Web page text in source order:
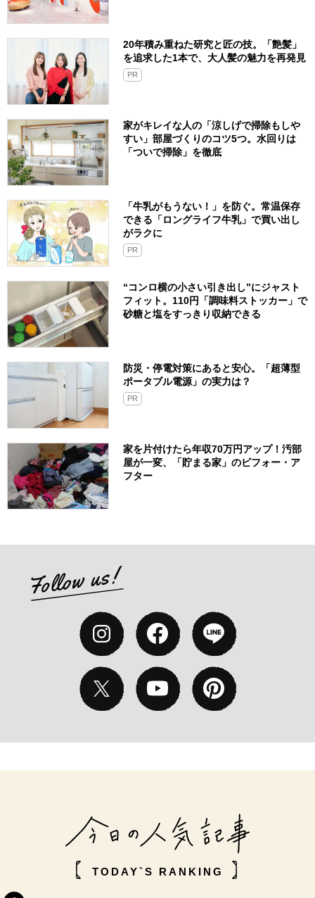
20年積み重ねた研究と匠の技。「艶髪」
を追求した1本で、大人髪の魅力を再発見
PR
家がキレイな人の「涼しげで掃除もしや
すい」部屋づくりのコツ5つ。水回りは
「ついで掃除」を徹底
「牛乳がもうない！」を防ぐ。常温保存
できる「ロングライフ牛乳」で買い出し
がラクに
PR
“コンロ横の小さい引き出し”にジャスト
フィット。110円「調味料ストッカー」で
砂糖と塩をすっきり収納できる
防災・停電対策にあると安心。「超薄型
ポータブル電源」の実力は？​
PR
家を片付けたら年収70万円アップ！汚部
屋が一変、「貯まる家」のビフォー・ア
フター
TODAY`S RANKING